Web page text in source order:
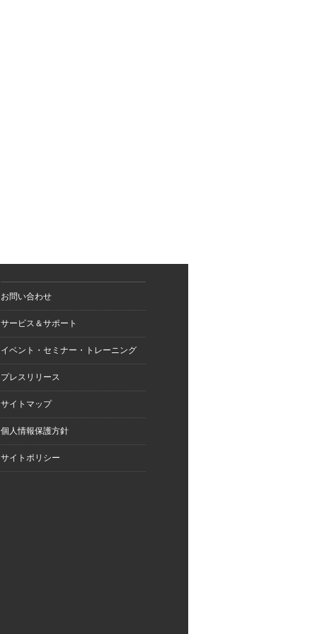
お問い合わせ
サービス＆サポート
イベント・セミナー・トレーニング
プレスリリース
サイトマップ
個人情報保護方針
サイトポリシー